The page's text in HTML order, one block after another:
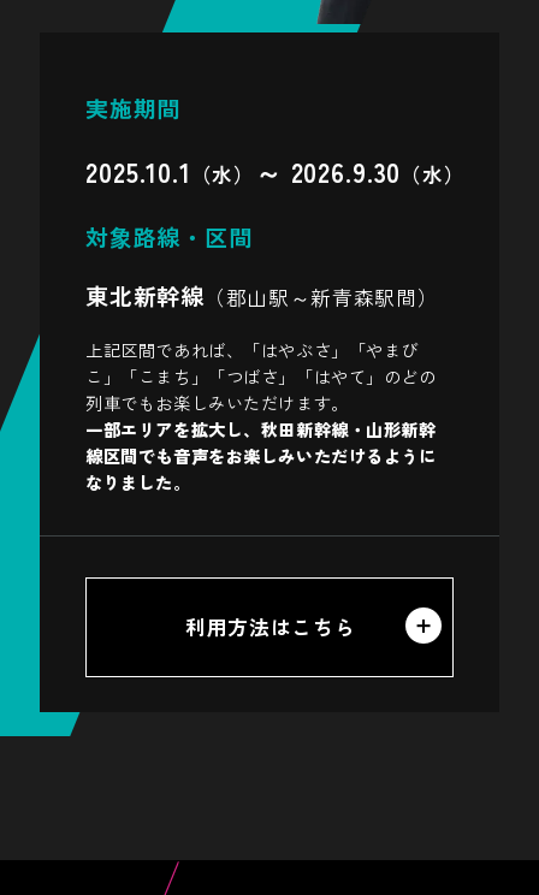
実施期間
2025.10.1 （水） ～ 2026.9.30 （水）
対象路線・区間
東北新幹線（郡山駅～新青森駅間）
上記区間であれば、「はやぶさ」「やまび
こ」「こまち」「つばさ」「はやて」のどの
列車でもお楽しみいただけます。
一部エリアを拡大し、秋田新幹線・山形新幹
線区間でも音声をお楽しみいただけるように
なりました。
利用方法はこちら